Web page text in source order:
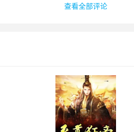
查看全部评论